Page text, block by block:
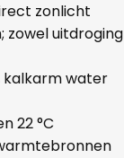
zonlicht
zowel uitdroging
kalkarm water
22 °C